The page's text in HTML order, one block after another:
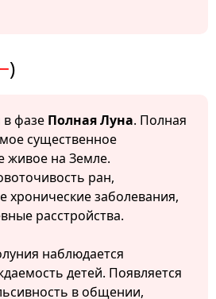
−)
в фазе Полная Луна. Полная
существенное
живое на Земле.
ран,
хронические заболевания,
расстройства.
наблюдается
детей. Появляется
в общении,